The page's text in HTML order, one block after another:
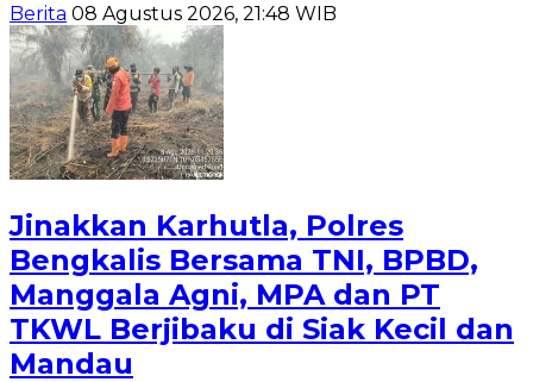
Berita 08 Agustus 2026, 21:48 WIB
Jinakkan Karhutla, Polres
Bengkalis Bersama TNI, BPBD,
Manggala Agni, MPA dan PT
TKWL Berjibaku di Siak Kecil dan
Mandau